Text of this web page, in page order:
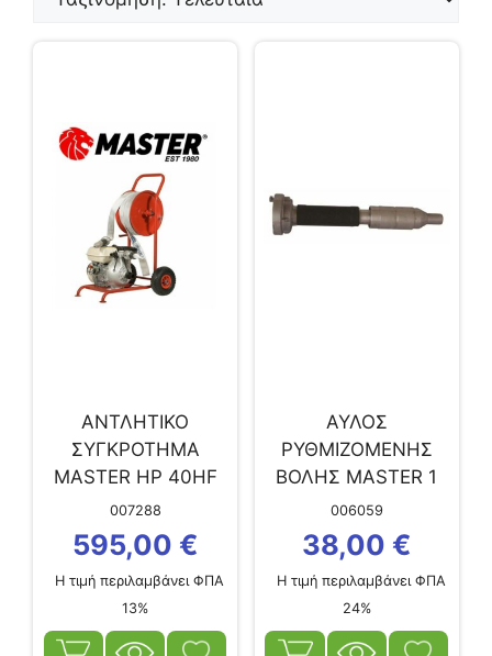
ΑΝΤΛΗΤΙΚΟ
ΣΥΓΚΡΟΤΗΜΑ
MASTER HP 40HF
(ΚΑΘΑΡΟΥ ΝΕΡΟΥ
&...
007288
595,00 €
Η τιμή περιλαμβάνει ΦΠΑ
13%
ΑΥΛΟΣ
ΡΥΘΜΙΖΟΜΕΝΗΣ
ΒΟΛΗΣ MASTER 1
1/2′ (ΠΥΡΟΣΒΕΣΗΣ)
0399.338
006059
38,00 €
Η τιμή περιλαμβάνει ΦΠΑ
24%